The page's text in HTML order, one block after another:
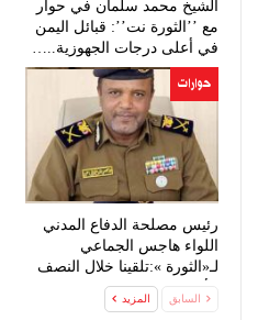
الشيخ محمد سلمان في حوار
مع ’’الثورة نت’’: قبائل اليمن
في أعلى درجات الجهوزية..…
حوارات
رئيس مصلحة الدفاع المدني
اللواء هاجس الجماعي
لـ«الثورة »:تلقينا خلال النصف
السابق المزيد